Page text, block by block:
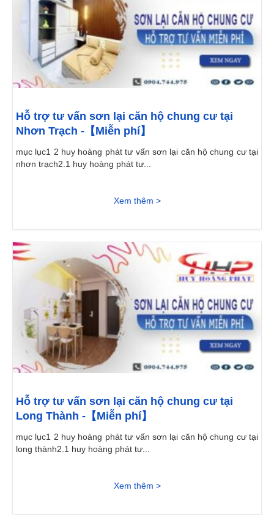
Hỗ trợ tư vấn sơn lại căn hộ chung cư tại
Nhơn Trạch -【Miễn phí】
mục lục1 2 huy hoàng phát tư vấn sơn lại căn hộ chung cư tại
nhơn trạch2.1 huy hoàng phát tư...
Xem thêm >
Hỗ trợ tư vấn sơn lại căn hộ chung cư tại
Long Thành -【Miễn phí】
mục lục1 2 huy hoàng phát tư vấn sơn lại căn hộ chung cư tại
long thành2.1 huy hoàng phát tư...
Xem thêm >